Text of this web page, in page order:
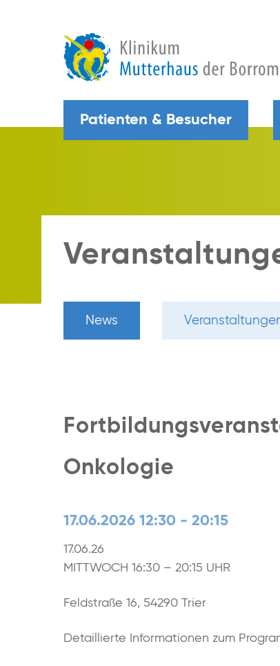
Patienten & Besucher
News
Onkologie
17.06.2026 12:30 - 20:15
17.06.26
MITTWOCH 16:30 – 20:15 UHR
Feldstraße 16, 54290 Trier
Detaillierte Informationen zum